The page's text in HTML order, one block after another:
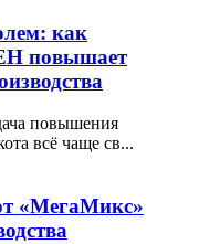
как
повышает
повышения
всё чаще св...
«МегаМикс»